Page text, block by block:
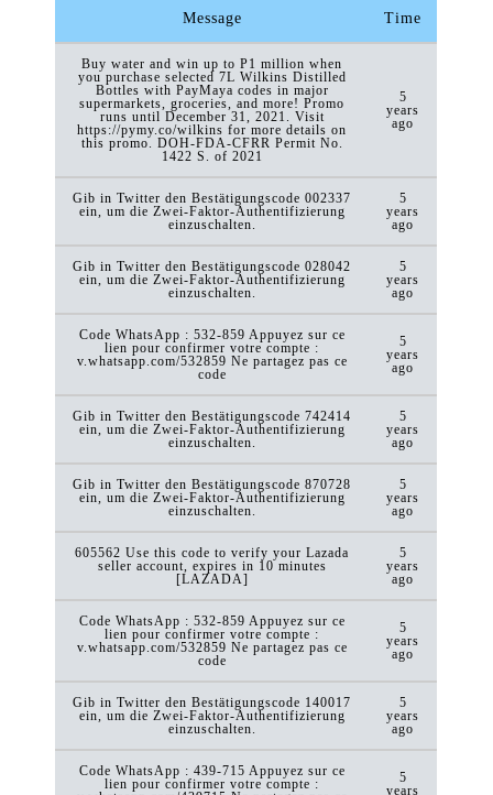
Message Time
Buy water and win up to P1 million when
you purchase selected 7L Wilkins Distilled
Bottles with PayMaya codes in major
supermarkets, groceries, and more! Promo
runs until December 31, 2021. Visit
https://pymy.co/wilkins for more details on
this promo. DOH-FDA-CFRR Permit No.
1422 S. of 2021
5
years
ago
Gib in Twitter den Bestätigungscode 002337
ein, um die Zwei-Faktor-Authentifizierung
einzuschalten.
5
years
ago
Gib in Twitter den Bestätigungscode 028042
ein, um die Zwei-Faktor-Authentifizierung
einzuschalten.
5
years
ago
Code WhatsApp : 532-859 Appuyez sur ce
lien pour confirmer votre compte :
v.whatsapp.com/532859 Ne partagez pas ce
code
5
years
ago
Gib in Twitter den Bestätigungscode 742414
ein, um die Zwei-Faktor-Authentifizierung
einzuschalten.
5
years
ago
Gib in Twitter den Bestätigungscode 870728
ein, um die Zwei-Faktor-Authentifizierung
einzuschalten.
5
years
ago
605562 Use this code to verify your Lazada
seller account, expires in 10 minutes
[LAZADA]
5
years
ago
Code WhatsApp : 532-859 Appuyez sur ce
lien pour confirmer votre compte :
v.whatsapp.com/532859 Ne partagez pas ce
code
5
years
ago
Gib in Twitter den Bestätigungscode 140017
ein, um die Zwei-Faktor-Authentifizierung
einzuschalten.
5
years
ago
Code WhatsApp : 439-715 Appuyez sur ce
lien pour confirmer votre compte :
5
years